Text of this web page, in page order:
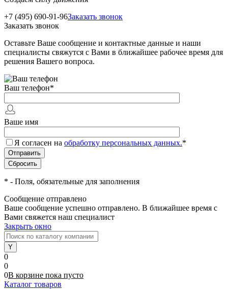
+7 (495) 690-91-96Заказать звонок
Заказать звонок
Оставьте Ваше сообщение и контактные данные и наши
специалисты свяжутся с Вами в ближайшее рабочее время для
решения Вашего вопроса.
Ваш телефон*
Ваше имя
Я согласен на обработку персональных данных.*
* - Поля, обязательные для заполнения
Сообщение отправлено
Ваше сообщение успешно отправлено. В ближайшее время с
Вами свяжется наш специалист
Закрыть окно
0
0
0В корзине пока пусто
Каталог товаров